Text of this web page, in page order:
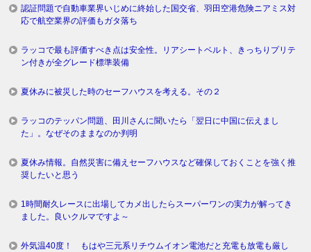
認証問題で自動車業界いじめに終始した国交省、羽田空港危険ニアミス対
応で航空業界の評価もガタ落ち
ラッコで最も評価すべき点は安全性。リアシートベルト、きっちりプリテ
ン付きが全グレード標準装備
夏休みに被災した時のセーフハウスを考える。その２
ラッコのテッパン問題、田川さんに聞いたら「翌日に中国に伝えまし
た」。なぜそのままなのか判明
夏休み情報。自然災害に備えセーフハウスなど確保しておくことを強く推
奨したいと思う
1時間耐久レースに出場してカメ出したらスーパーワンの実力が解ってき
ました。良いクルマですよ～
外気温40度！ もはや三元系リチウムイオン電池だと充電も放電も厳し